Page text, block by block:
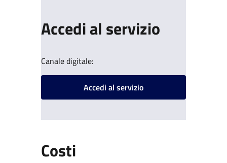
Accedi al servizio
Canale digitale:
Accedi al servizio
Costi